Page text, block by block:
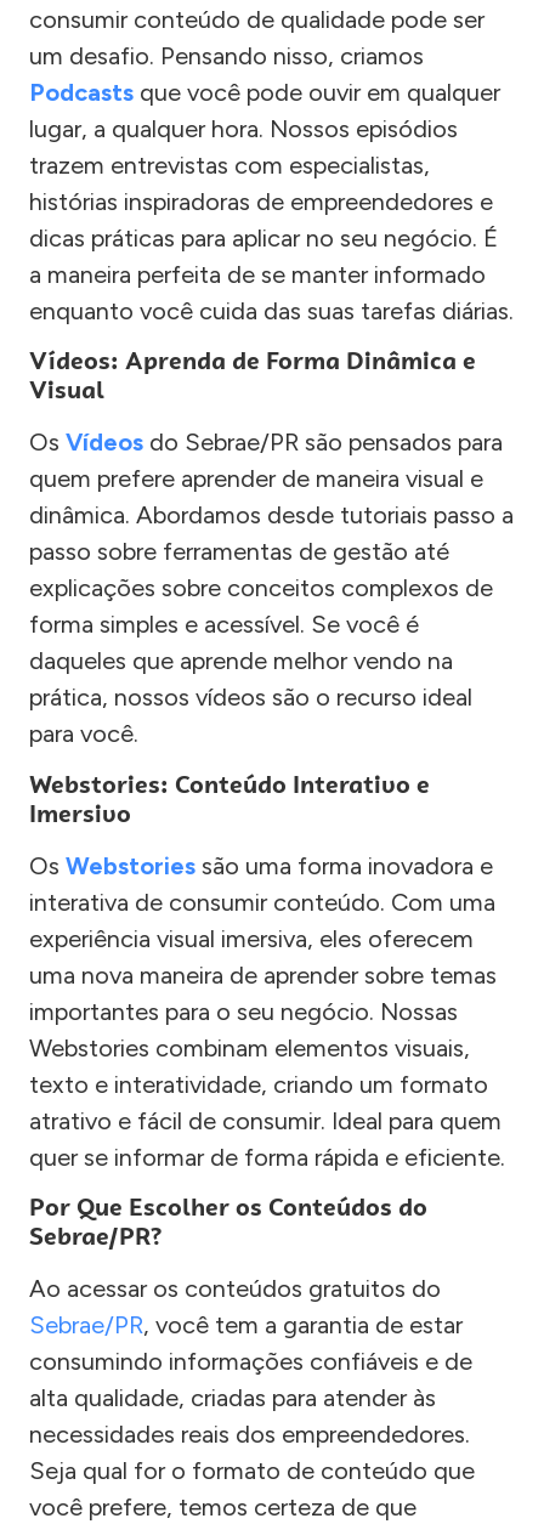
consumir conteúdo de qualidade pode ser
um desafio. Pensando nisso, criamos
Podcasts que você pode ouvir em qualquer
lugar, a qualquer hora. Nossos episódios
trazem entrevistas com especialistas,
histórias inspiradoras de empreendedores e
dicas práticas para aplicar no seu negócio. É
a maneira perfeita de se manter informado
enquanto você cuida das suas tarefas diárias.
Vídeos: Aprenda de Forma Dinâmica e
Visual
Os Vídeos do Sebrae/PR são pensados para
quem prefere aprender de maneira visual e
dinâmica. Abordamos desde tutoriais passo a
passo sobre ferramentas de gestão até
explicações sobre conceitos complexos de
forma simples e acessível. Se você é
daqueles que aprende melhor vendo na
prática, nossos vídeos são o recurso ideal
para você.
Webstories: Conteúdo Interativo e
Imersivo
Os Webstories são uma forma inovadora e
interativa de consumir conteúdo. Com uma
experiência visual imersiva, eles oferecem
uma nova maneira de aprender sobre temas
importantes para o seu negócio. Nossas
Webstories combinam elementos visuais,
texto e interatividade, criando um formato
atrativo e fácil de consumir. Ideal para quem
quer se informar de forma rápida e eficiente.
Por Que Escolher os Conteúdos do
Sebrae/PR?
Ao acessar os conteúdos gratuitos do
Sebrae/PR, você tem a garantia de estar
consumindo informações confiáveis e de
alta qualidade, criadas para atender às
necessidades reais dos empreendedores.
Seja qual for o formato de conteúdo que
você prefere, temos certeza de que